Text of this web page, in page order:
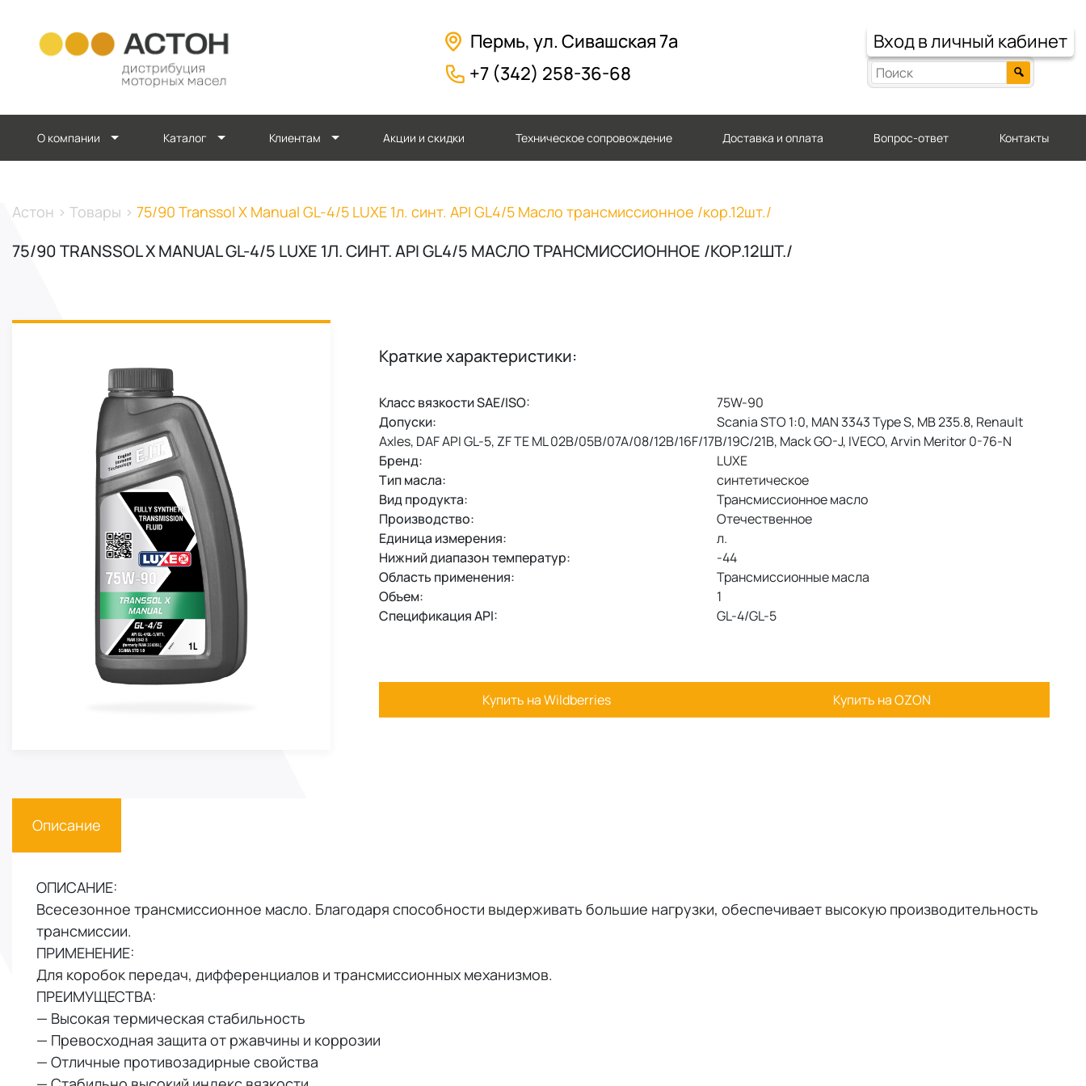
Пермь, ул. Сивашская 7а
+7 (342) 258-36-68
Вход в личный кабинет
О компании Каталог Клиентам Акции и скидки Техническое сопровождение Доставка и оплата Вопрос-ответ Контакты
Астон > Товары > 75/90 Transsol X Manual GL-4/5 LUXE 1л. синт. API GL4/5 Масло трансмиссионное /кор.12шт./
75/90 TRANSSOL X MANUAL GL-4/5 LUXE 1Л. СИНТ. API GL4/5 МАСЛО ТРАНСМИССИОННОЕ /КОР.12ШТ./
Краткие характеристики:
Класс вязкости SAE/ISO:
75W-90
Допуски:
Scania STO 1:0, MAN 3343 Type S, MB 235.8, Renault
Axles, DAF API GL-5, ZF TE ML 02B/05B/07A/08/12B/16F/17B/19C/21B, Mack GO-J, IVECO, Arvin Meritor 0-76-N
Бренд:
LUXE
Тип масла:
синтетическое
Вид продукта:
Трансмиссионное масло
Производство:
Отечественное
Единица измерения:
л.
Нижний диапазон температур:
-44
Область применения:
Трансмиссионные масла
Объем:
1
Спецификация API:
GL-4/GL-5
Купить на Wildberries Купить на OZON
Описание
ОПИСАНИЕ:
Всесезонное трансмиссионное масло. Благодаря способности выдерживать большие нагрузки, обеспечивает высокую производительность
трансмиссии.
ПРИМЕНЕНИЕ:
Для коробок передач, дифференциалов и трансмиссионных механизмов.
ПРЕИМУЩЕСТВА:
— Высокая термическая стабильность
— Превосходная защита от ржавчины и коррозии
— Отличные противозадирные свойства